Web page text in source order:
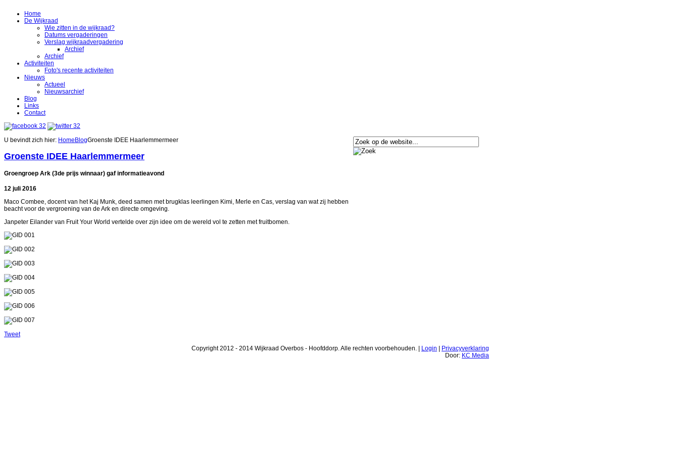
Home
De Wijkraad
Wie zitten in de wijkraad?
Datums vergaderingen
Verslag wijkraadvergadering
Archief
Archief
Activiteiten
Foto's recente activiteiten
Nieuws
Actueel
Nieuwsarchief
Blog
Links
Contact
U bevindt zich hier: Home BlogGroenste IDEE Haarlemmermeer
Groenste IDEE Haarlemmermeer
Groengroep Ark (3de prijs winnaar) gaf informatieavond
12 juli 2016
Maco Combee, docent van het Kaj Munk, deed samen met brugklas leerlingen Kimi, Merle en Cas, verslag van wat zij hebben
beacht voor de vergroening van de Ark en directe omgeving.
Janpeter Eilander van Fruit Your World vertelde over zijn idee om de wereld vol te zetten met fruitbomen.
Tweet
Copyright 2012 - 2014 Wijkraad Overbos - Hoofddorp. Alle rechten voorbehouden. | Login | Privacyverklaring
Door: KC Media